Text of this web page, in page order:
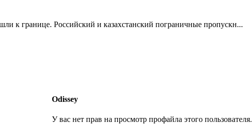
к границе. Российский и казахстанский пограничные пропускн...
Оdissey
У вас нет прав на просмотр профайла этого пользователя.